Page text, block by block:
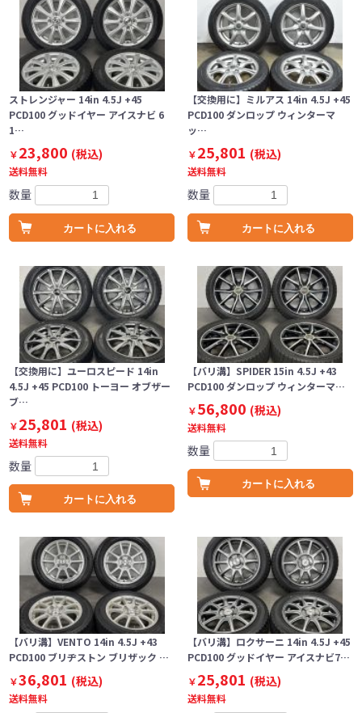
ストレンジャー 14in 4.5J +45
PCD100 グッドイヤー アイスナビ 6
1…
￥23,800 (税込)
送料無料
数量
カートに入れる
【交換用に】ミルアス 14in 4.5J +45
PCD100 ダンロップ ウィンターマ
ッ…
￥25,801 (税込)
送料無料
数量
カートに入れる
【交換用に】ユーロスピード 14in
4.5J +45 PCD100 トーヨー オブザー
ブ…
￥25,801 (税込)
送料無料
数量
カートに入れる
【バリ溝】SPIDER 15in 4.5J +43
PCD100 ダンロップ ウィンターマ…
￥56,800 (税込)
送料無料
数量
カートに入れる
【バリ溝】VENTO 14in 4.5J +43
PCD100 ブリヂストン ブリザック …
￥36,801 (税込)
送料無料
【バリ溝】ロクサーニ 14in 4.5J +45
PCD100 グッドイヤー アイスナビ7…
￥25,801 (税込)
送料無料